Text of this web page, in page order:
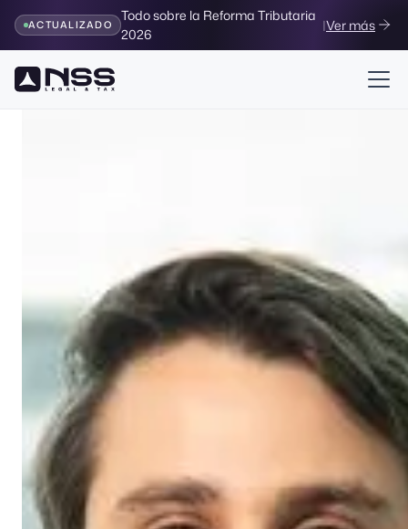
ACTUALIZADO
Todo sobre la Reforma Tributaria
2026
|Ver más